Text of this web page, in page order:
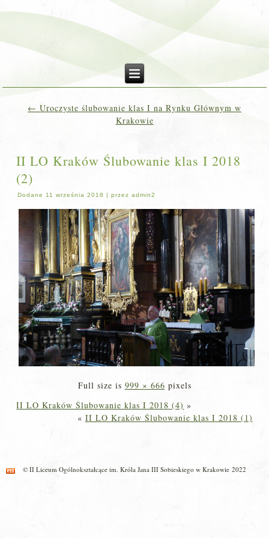
← Uroczyste ślubowanie klas I na Rynku Głównym w
Krakowie
II LO Kraków Ślubowanie klas I 2018
(2)
Dodane 11 września 2018 |przez admin2
Full size is 999 × 666 pixels
II LO Kraków Ślubowanie klas I 2018 (4) »
« II LO Kraków Ślubowanie klas I 2018 (1)
© II Liceum Ogólnokształcące im. Króla Jana III Sobieskiego w Krakowie 2022